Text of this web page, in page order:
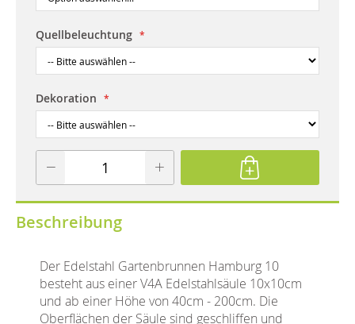
Quellbeleuchtung
Dekoration
Beschreibung
Der Edelstahl Gartenbrunnen Hamburg 10
besteht aus einer V4A Edelstahlsäule 10x10cm
und ab einer Höhe von 40cm - 200cm. Die
Oberflächen der Säule sind geschliffen und